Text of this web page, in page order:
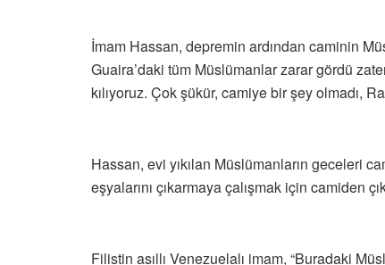
İmam Hassan, depremin ardından caminin
Guaira’daki tüm Müslümanlar zarar gördü
kılıyoruz. Çok şükür, camiye bir şey olmadı,
Hassan, evi yıkılan Müslümanların geceleri
eşyalarını çıkarmaya çalışmak için camiden
Filistin asıllı Venezuelalı imam, “Buradaki